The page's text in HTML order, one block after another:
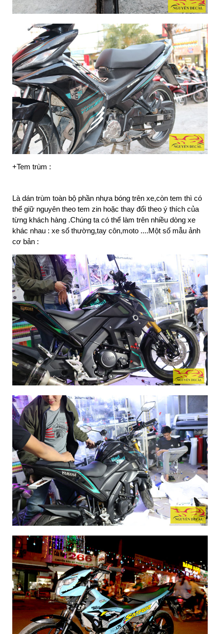
+Tem trùm :
Là dán trùm toàn bộ phần nhựa bóng trên xe,còn tem thì có
thể giữ nguyên theo tem zin hoặc thay đổi theo ý thích của
từng khách hàng .Chúng ta có thể làm trên nhiều dòng xe
khác nhau : xe số thường,tay côn,moto ....Một số mẫu ảnh
cơ bản :